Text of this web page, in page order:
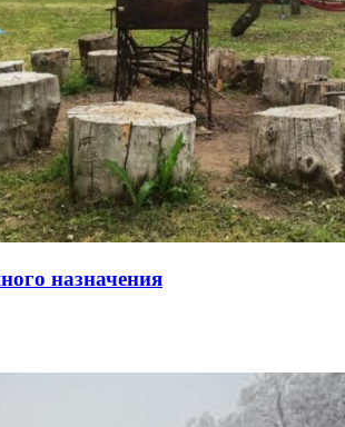
назначения